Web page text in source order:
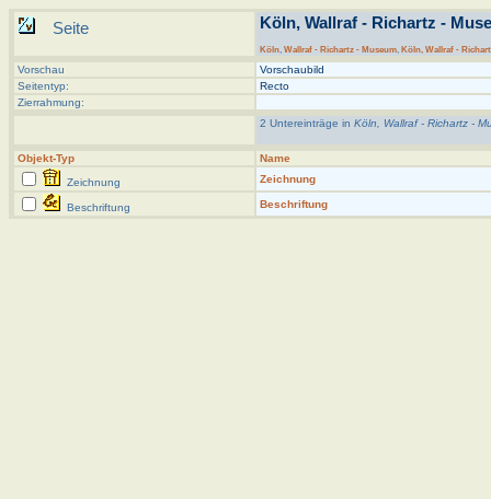
Seite Köln, Wallraf - Richartz -
Köln, Wallraf - Richartz - Museum, Köln, Wallraf -
Vorschau
Vorschaubild
Seitentyp:
Recto
Zierrahmung:
2 Untereinträge in Köln, Wallraf - Richartz -
Objekt-Typ
Name
Zeichnung
Zeichnung
Beschriftung Beschriftung